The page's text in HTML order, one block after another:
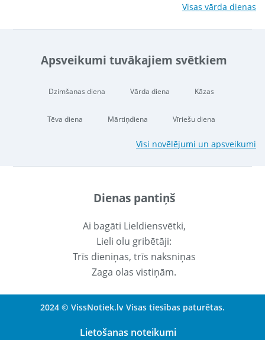
Visas vārda dienas
Apsveikumi tuvākajiem svētkiem
Dzimšanas diena Vārda diena Kāzas
Tēva diena Mārtiņdiena Vīriešu diena
Visi novēlējumi un apsveikumi
Dienas pantiņš
Ai bagāti Lieldiensvētki,
Lieli olu gribētāji:
Trīs dieniņas, trīs naksniņas
Zaga olas vistiņām.
2024 © VissNotiek.lv Visas tiesības paturētas.
Lietošanas noteikumi